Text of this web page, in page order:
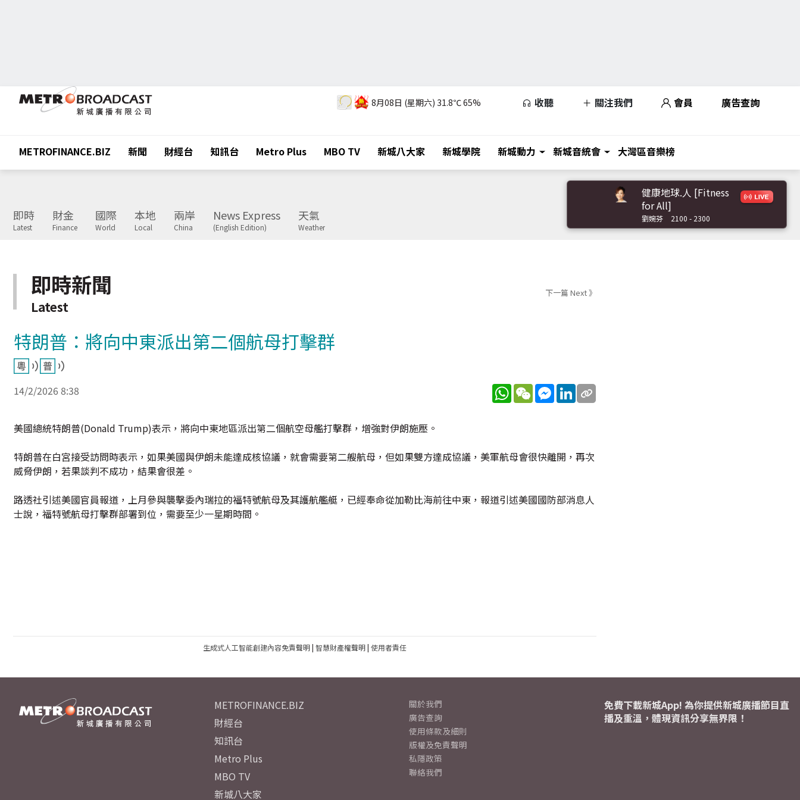
8月08日 (星期六) 31.8℃65% 收聽 關注我們 會員 廣告查詢
METROFINANCE.BIZ 新聞 財經台 知訊台 Metro Plus MBO TV 新城八大家 新城學院 新城動力 新城音統會 大灣區音樂榜
即時
Latest
財金
Finance
國際
World
本地
Local
兩岸
China
News Express
(English Edition)
天氣
Weather
健康地球.人 [Fitness
for All]
劉婉芬 2100 - 2300
即時新聞
Latest
下一篇 Next 》
特朗普：將向中東派出第二個航母打擊群
14/2/2026 8:38 WhatsApp
WeChatMessenger
LinkedIn
美國總統特朗普(Donald Trump)表示，將向中東地區派出第二個航空母艦打擊群，增強對伊朗施壓。
特朗普在白宮接受訪問時表示，如果美國與伊朗未能達成核協議，就會需要第二艘航母，但如果雙方達成協議，美軍航母會很快離開，再次
威脅伊朗，若果談判不成功，結果會很差。
路透社引述美國官員報道，上月參與襲擊委內瑞拉的福特號航母及其護航艦艇，已經奉命從加勒比海前往中東，報道引述美國國防部消息人
士說，福特號航母打擊群部署到位，需要至少一星期時間。
生成式人工智能創建內容免責聲明| 智慧財產權聲明| 使用者責任
METROFINANCE.BIZ
財經台
知訊台
Metro Plus
MBO TV
新城八大家
關於我們
廣告查詢
使用條款及細則
版權及免責聲明
私隱政策
聯絡我們
免費下載新城App! 為你提供新城廣播節目直
播及重溫，體現資訊分享無界限！